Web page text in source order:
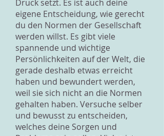
Druck setzt. Es ist auch deine
eigene Entscheidung, wie gerecht
du den Normen der Gesellschaft
werden willst. Es gibt viele
spannende und wichtige
Persönlichkeiten auf der Welt, die
gerade deshalb etwas erreicht
haben und bewundert werden,
weil sie sich nicht an die Normen
gehalten haben. Versuche selber
und bewusst zu entscheiden,
welches deine Sorgen und